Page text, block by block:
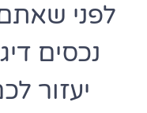
לפני
נכסים
יעזור